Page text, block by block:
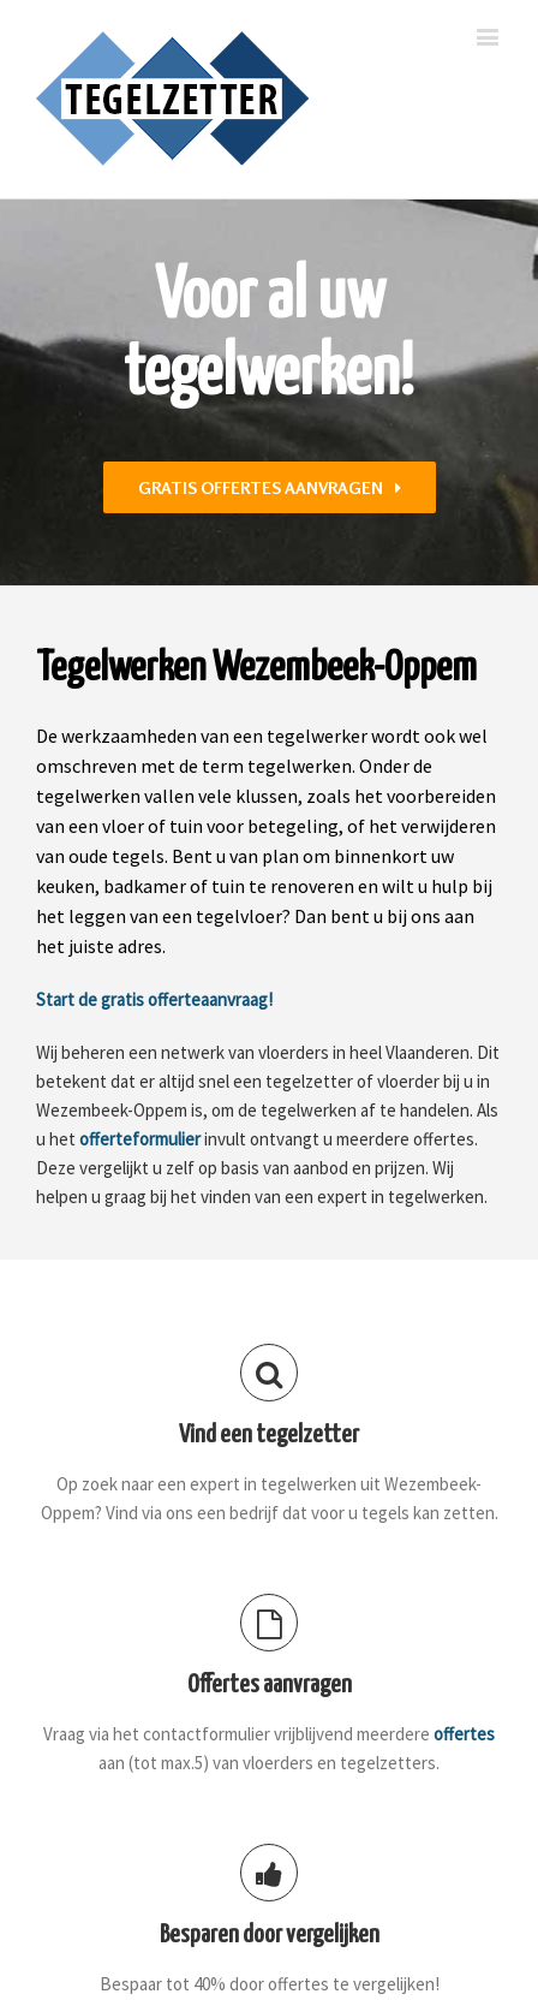
Voor al uw
tegelwerken!
GRATIS OFFERTES AANVRAGEN
Tegelwerken Wezembeek-Oppem
De werkzaamheden van een tegelwerker wordt ook wel
omschreven met de term tegelwerken. Onder de
tegelwerken vallen vele klussen, zoals het voorbereiden
van een vloer of tuin voor betegeling, of het verwijderen
van oude tegels. Bent u van plan om binnenkort uw
keuken, badkamer of tuin te renoveren en wilt u hulp bij
het leggen van een tegelvloer? Dan bent u bij ons aan
het juiste adres.
Start de gratis offerteaanvraag!
Wij beheren een netwerk van vloerders in heel Vlaanderen. Dit
betekent dat er altijd snel een tegelzetter of vloerder bij u in
Wezembeek-Oppem is, om de tegelwerken af te handelen. Als
u het offerteformulierinvult ontvangt u meerdere offertes.
Deze vergelijkt u zelf op basis van aanbod en prijzen. Wij
helpen u graag bij het vinden van een expert in tegelwerken.
Vind een tegelzetter
Op zoek naar een expert in tegelwerken uit Wezembeek-
Oppem? Vind via ons een bedrijf dat voor u tegels kan zetten.
Offertes aanvragen
Vraag via het contactformulier vrijblijvend meerdere offertes
aan (tot max.5) van vloerders en tegelzetters.
Besparen door vergelijken
Bespaar tot 40% door offertes te vergelijken!